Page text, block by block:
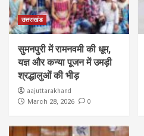
उत्तराखंड
सुमनपुरी में रामनवमी की धूम,
यज्ञ और कन्या पूजन में उमड़ी
श्रद्धालुओं की भीड़
aajuttarakhand
March 28, 2026 0